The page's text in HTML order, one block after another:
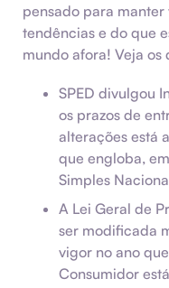
pensado para
tendências e do que
mundo afora! Veja os
SPED divulgou
os prazos de
alterações está
que engloba,
Simples
A Lei Geral de
ser modificada
vigor no ano
Consumidor